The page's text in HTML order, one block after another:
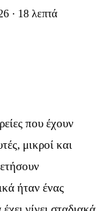
· 18 λεπτά
που έχουν
μικροί και
ήταν ένας